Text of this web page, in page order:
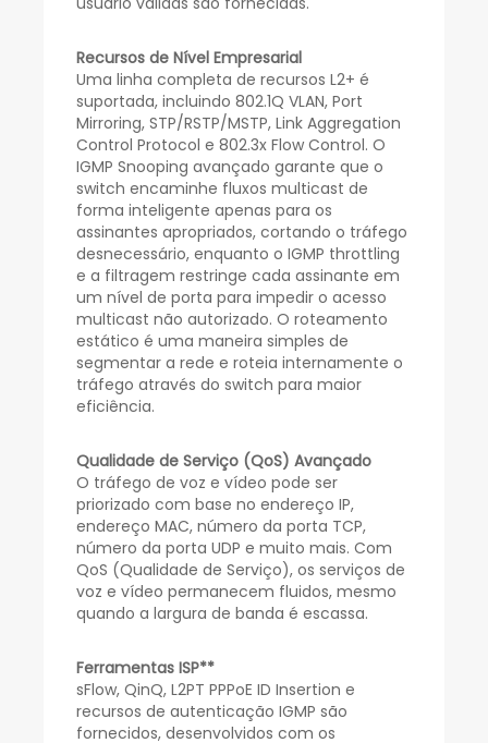
Recursos de Nível Empresarial
Uma linha completa de recursos L2+ é
suportada, incluindo 802.1Q VLAN, Port
Mirroring, STP/RSTP/MSTP, Link Aggregation
Control Protocol e 802.3x Flow Control. O
IGMP Snooping avançado garante que o
switch encaminhe fluxos multicast de
forma inteligente apenas para os
assinantes apropriados, cortando o tráfego
desnecessário, enquanto o IGMP throttling
e a filtragem restringe cada assinante em
um nível de porta para impedir o acesso
multicast não autorizado. O roteamento
estático é uma maneira simples de
segmentar a rede e roteia internamente o
tráfego através do switch para maior
eficiência.
Qualidade de Serviço (QoS) Avançado
O tráfego de voz e vídeo pode ser
priorizado com base no endereço IP,
endereço MAC, número da porta TCP,
número da porta UDP e muito mais. Com
QoS (Qualidade de Serviço), os serviços de
voz e vídeo permanecem fluidos, mesmo
quando a largura de banda é escassa.
Ferramentas ISP**
sFlow, QinQ, L2PT PPPoE ID Insertion e
recursos de autenticação IGMP são
fornecidos, desenvolvidos com os